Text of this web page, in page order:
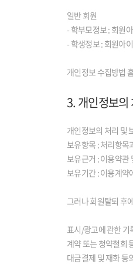
일반 회원
- 학부모정보 : 회원
- 학생정보 : 회원아
개인정보 수집방법
3. 개인정보의
개인정보의 처리 및
보유항목 : 처리항목
보유근거 : 이용약관
보유기간 : 이용계약
그러나 회원탈퇴 후
표시/광고에 관한 기
계약 또는 청약철회
대금결제 및 재화 등